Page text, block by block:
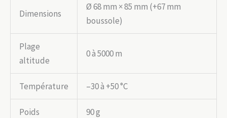
Dimensions
Ø 68 mm × 85 mm (+67 mm
boussole)
Plage
altitude
0 à 5000 m
Température –30 à +50 °C
Poids 90 g